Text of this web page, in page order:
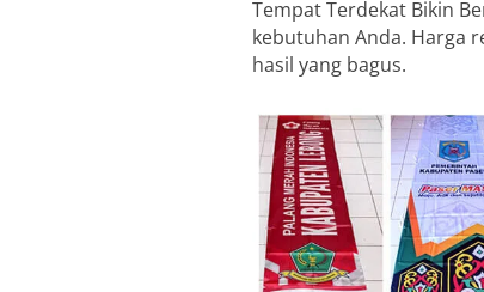
Tempat Terdekat Bikin
kebutuhan Anda. Harga
hasil yang bagus.